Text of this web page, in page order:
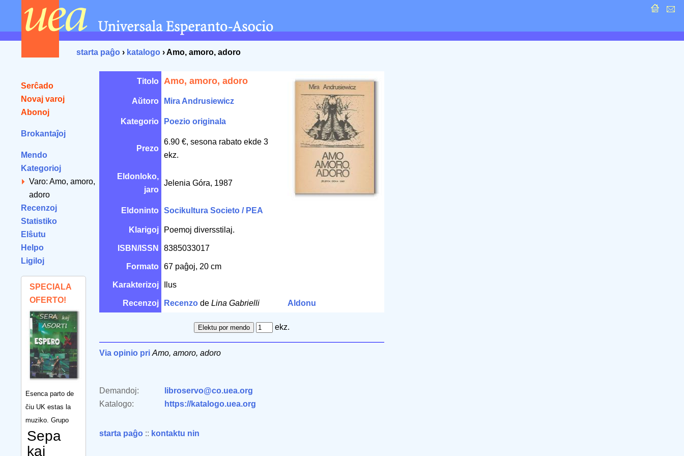
starta paĝo › katalogo › Amo, amoro, adoro
Serĉado
Novaj varoj
Abonoj
Brokantaĵoj
Mendo
Kategorioj
Varo: Amo, amoro,
adoro
Recenzoj
Statistiko
Elŝutu
Helpo
Ligiloj
SPECIALA
OFERTO!
Esenca parto de
ĉiu UK estas la
muziko. Grupo
Sepa
kaj
Titolo Amo, amoro, adoro
Aŭtoro Mira Andrusiewicz
Kategorio Poezio originala
Prezo
6.90 €, sesona rabato ekde 3
ekz.
Eldonloko,
jaro
Jelenia Góra, 1987
Eldoninto Socikultura Societo / PEA
Klarigoj Poemoj diversstilaj.
ISBN/ISSN 8385033017
Formato 67 paĝoj, 20 cm
Karakterizoj Ilus
Recenzoj Recenzo de Lina Gabrielli Aldonu
ekz.
Via opinio pri Amo, amoro, adoro
Demandoj:
libroservo@co.uea.org
Katalogo:
https://katalogo.uea.org
starta paĝo :: kontaktu nin